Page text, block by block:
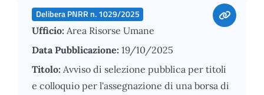
Delibera PNRR n. 1029/2025
Ufficio: Area Risorse Umane
Data Pubblicazione: 19/10/2025
Titolo: Avviso di selezione pubblica per titoli
e colloquio per l'assegnazione di una borsa di